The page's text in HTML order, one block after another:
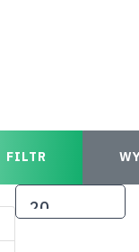
FILTR
POKAŻ #